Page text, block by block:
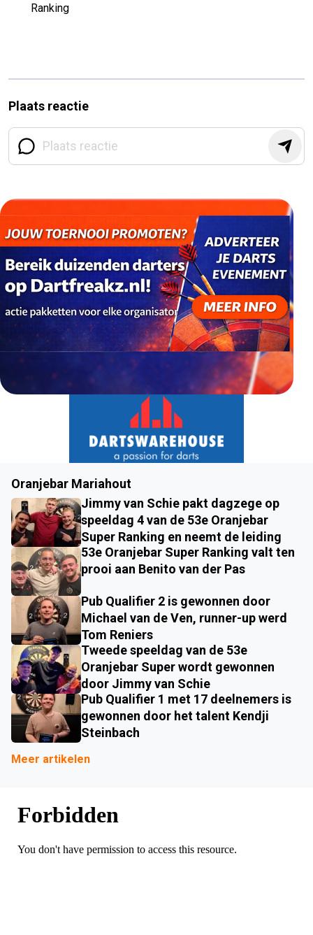
Ranking
Plaats reactie
Oranjebar Mariahout
Jimmy van Schie pakt dagzege op
speeldag 4 van de 53e Oranjebar
Super Ranking en neemt de leiding
53e Oranjebar Super Ranking valt ten
prooi aan Benito van der Pas
Pub Qualifier 2 is gewonnen door
Michael van de Ven, runner-up werd
Tom Reniers
Tweede speeldag van de 53e
Oranjebar Super wordt gewonnen
door Jimmy van Schie
Pub Qualifier 1 met 17 deelnemers is
gewonnen door het talent Kendji
Steinbach
Meer artikelen